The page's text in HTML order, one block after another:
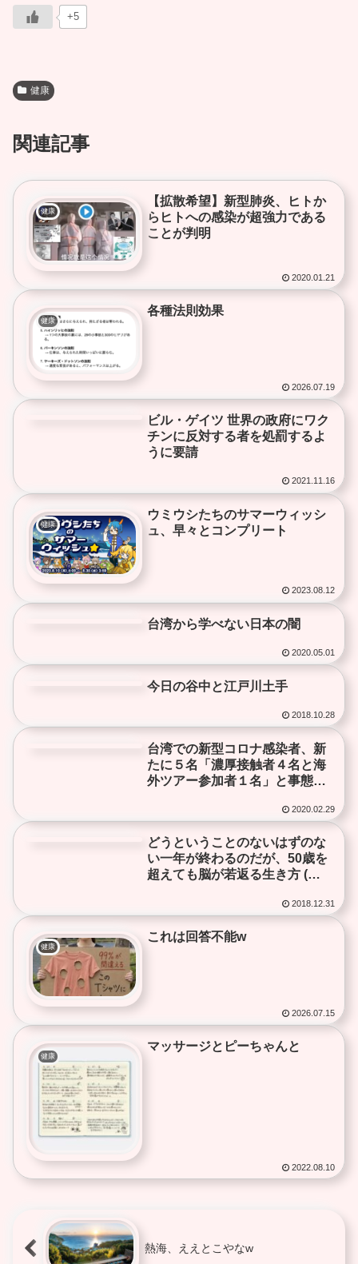
+5
健康
関連記事
健康
【拡散希望】新型肺炎、ヒトか
らヒトへの感染が超強力である
ことが判明
2020.01.21
健康
各種法則効果
2026.07.19
ビル・ゲイツ 世界の政府にワク
チンに反対する者を処罰するよ
うに要請
2021.11.16
健康
ウミウシたちのサマーウィッシ
ュ、早々とコンプリート
2023.08.12
台湾から学べない日本の闇
2020.05.01
今日の谷中と江戸川土手
2018.10.28
台湾での新型コロナ感染者、新
たに５名「濃厚接触者４名と海
外ツアー参加者１名」と事態収
道筋 新型コロナ撃退ワクチン開
2020.02.29
どうということのないはずのな
い一年が終わるのだが、50歳を
超えても脳が若返る生き方 (講
2018.12.31
健康
これは回答不能w
2026.07.15
健康
マッサージとピーちゃんと
2022.08.10
熱海、ええとこやなw